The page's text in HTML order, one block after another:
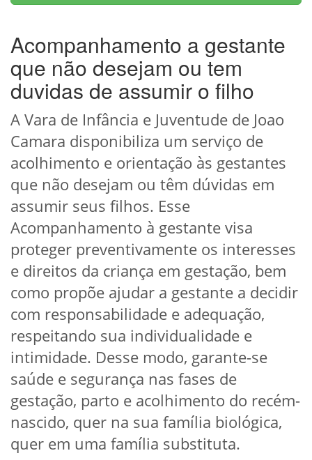
Acompanhamento a gestante
que não desejam ou tem
duvidas de assumir o filho
A Vara de Infância e Juventude de Joao
Camara disponibiliza um serviço de
acolhimento e orientação às gestantes
que não desejam ou têm dúvidas em
assumir seus filhos. Esse
Acompanhamento à gestante visa
proteger preventivamente os interesses
e direitos da criança em gestação, bem
como propõe ajudar a gestante a decidir
com responsabilidade e adequação,
respeitando sua individualidade e
intimidade. Desse modo, garante-se
saúde e segurança nas fases de
gestação, parto e acolhimento do recém-
nascido, quer na sua família biológica,
quer em uma família substituta.